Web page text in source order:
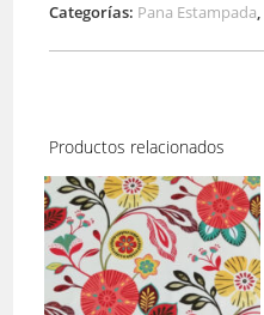
Categorías: Pana Estampada,
Productos relacionados